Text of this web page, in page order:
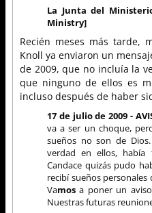
La Junta del
Ministry]
Recién meses más tarde,
Knoll ya enviaron un
de 2009, que no incluía la
que ninguno de ellos es
incluso después de haber
17 de julio de 2009 -
va a ser un choque,
sueños no son de
verdad en ellos, había
Candace quizás pudo
recibí sueños
Vamos a poner un
Nuestras futuras